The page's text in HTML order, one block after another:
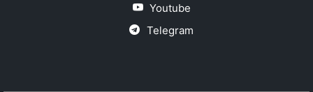
Youtube
Telegram